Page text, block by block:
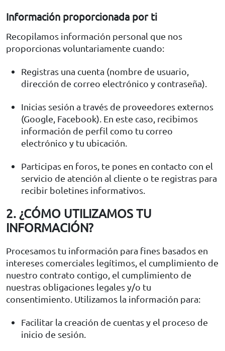
Información proporcionada por ti
Recopilamos información personal que nos
proporcionas voluntariamente cuando:
Registras una cuenta (nombre de usuario,
dirección de correo electrónico y contraseña).
Inicias sesión a través de proveedores externos
(Google, Facebook). En este caso, recibimos
información de perfil como tu correo
electrónico y tu ubicación.
Participas en foros, te pones en contacto con el
servicio de atención al cliente o te registras para
recibir boletines informativos.
2. ¿CÓMO UTILIZAMOS TU
INFORMACIÓN?
Procesamos tu información para fines basados en
intereses comerciales legítimos, el cumplimiento de
nuestro contrato contigo, el cumplimiento de
nuestras obligaciones legales y/o tu
consentimiento. Utilizamos la información para:
Facilitar la creación de cuentas y el proceso de
inicio de sesión.